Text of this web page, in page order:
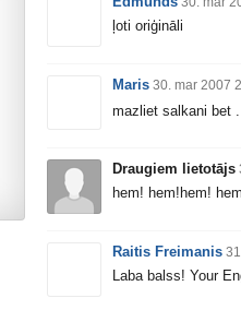
ļoti oriģināli
Maris 30. mar 2007
mazliet salkani bet
Draugiem lietotājs
hem! hem!hem!
Raitis Freimanis
Laba balss! Your